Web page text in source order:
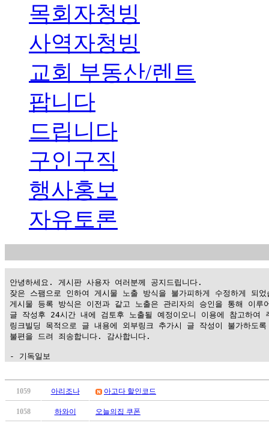
목회자청빙
사역자청빙
교회 부동산/렌트
팝니다
드립니다
구인구직
행사홍보
자유토론
안녕하세요. 게시판 사용자 여러분께 공지드립니다.
잦은 스팸으로 인하여 게시물 노출 방식을 불가피하게 수정하게 되었
게시물 등록 방식은 이전과 같고 노출은 관리자의 승인을 통해 이루
글 작성후 24시간 내에 검토후 노출될 예정이오니 이용에 참고하여
링크빌딩 목적으로 글 내용에 외부링크 추가시 글 작성이 불가하도
불편을 드려 죄송합니다. 감사합니다.
- 기독일보
만
1059 아리조나 아고다 할인코드
1058 하와이 오늘의집 쿠폰